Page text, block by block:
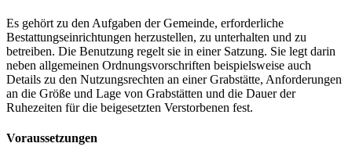
Es gehört zu den Aufgaben der Gemeinde, erforderliche
Bestattungseinrichtungen herzustellen, zu unterhalten und zu
betreiben. Die Benutzung regelt sie in einer Satzung. Sie legt darin
neben allgemeinen Ordnungsvorschriften beispielsweise auch
Details zu den Nutzungsrechten an einer Grabstätte, Anforderungen
an die Größe und Lage von Grabstätten und die Dauer der
Ruhezeiten für die beigesetzten Verstorbenen fest.
Voraussetzungen